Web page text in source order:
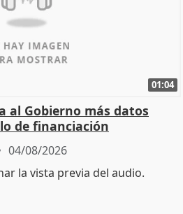
01:04
al Gobierno más datos
de financiación
04/08/2026